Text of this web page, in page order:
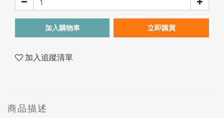
加入購物車 立即購買
加入追蹤清單
商品描述